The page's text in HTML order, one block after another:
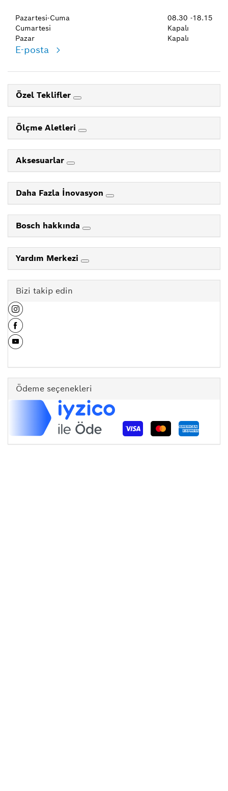
Pazartesi-Cuma
Cumartesi
Pazar
08.30 -18.15
Kapalı
Kapalı
E-posta
Özel Teklifler
Ölçme Aletleri
Aksesuarlar
Daha Fazla İnovasyon
Bosch hakkında
Yardım Merkezi
Bizi takip edin
Ödeme seçenekleri